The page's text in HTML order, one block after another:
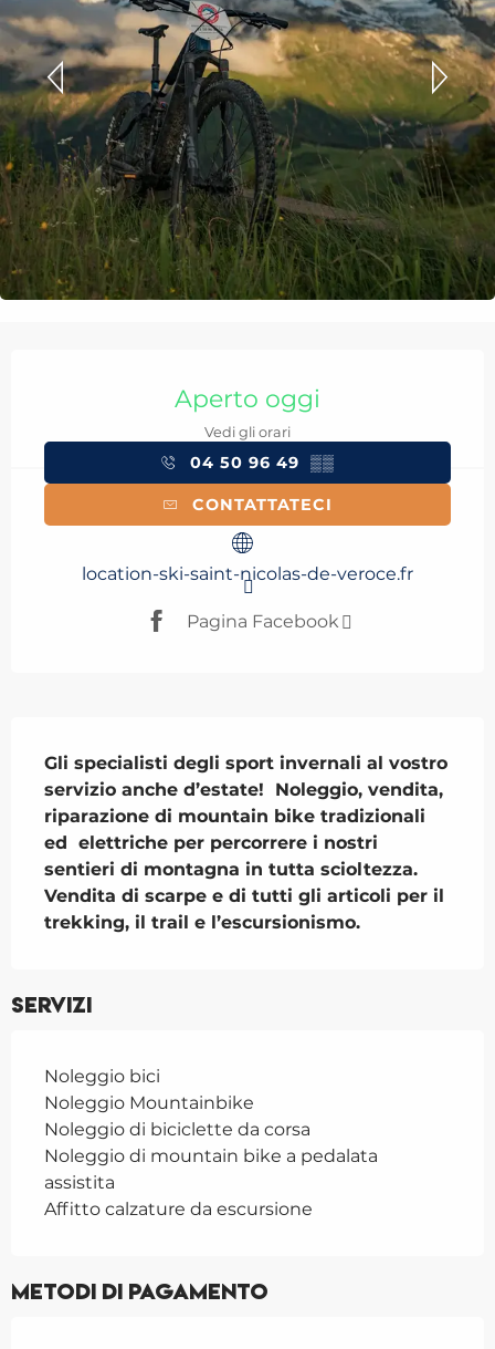
Aperto oggi
Vedi gli orari
04 50 96 49 ▒▒
CONTATTATECI
location-ski-saint-nicolas-de-veroce.fr
Pagina Facebook
Gli specialisti degli sport invernali al vostro
servizio anche d’estate!  Noleggio, vendita,
riparazione di mountain bike tradizionali
ed  elettriche per percorrere i nostri
sentieri di montagna in tutta scioltezza.
Vendita di scarpe e di tutti gli articoli per il
trekking, il trail e l’escursionismo.
Servizi
Noleggio bici
Noleggio Mountainbike
Noleggio di biciclette da corsa
Noleggio di mountain bike a pedalata
assistita
Affitto calzature da escursione
Metodi di pagamento